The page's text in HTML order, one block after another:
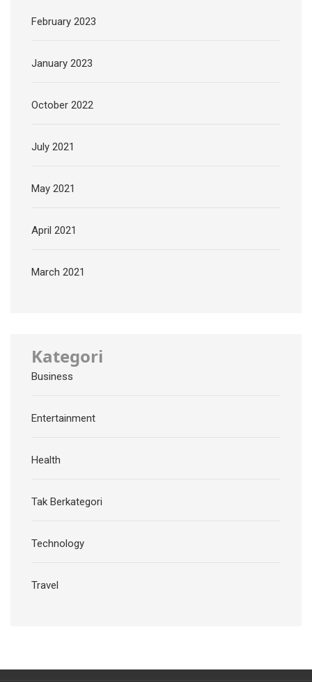
February 2023
January 2023
October 2022
July 2021
May 2021
April 2021
March 2021
Kategori
Business
Entertainment
Health
Tak Berkategori
Technology
Travel